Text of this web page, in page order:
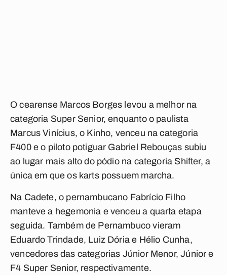
O cearense Marcos Borges levou a melhor na
categoria Super Senior, enquanto o paulista
Marcus Vinícius, o Kinho, venceu na categoria
F400 e o piloto potiguar Gabriel Rebouças subiu
ao lugar mais alto do pódio na categoria Shifter, a
única em que os karts possuem marcha.
Na Cadete, o pernambucano Fabrício Filho
manteve a hegemonia e venceu a quarta etapa
seguida. Também de Pernambuco vieram
Eduardo Trindade, Luiz Dória e Hélio Cunha,
vencedores das categorias Júnior Menor, Júnior e
F4 Super Senior, respectivamente.